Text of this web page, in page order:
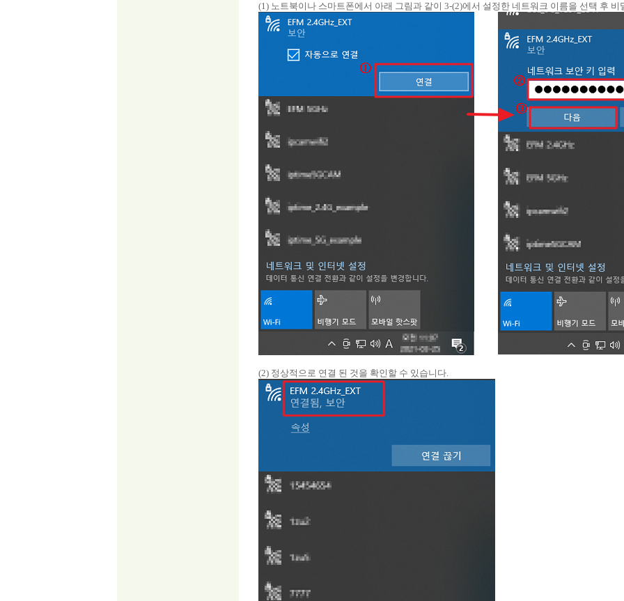
(1) 노트북이나 스마트폰에서 아래 그림과 같이 3-(2)에서 설정한 네트워크 이름을 선택 후
(2) 정상적으로 연결 된 것을 확인할 수 있습니다.